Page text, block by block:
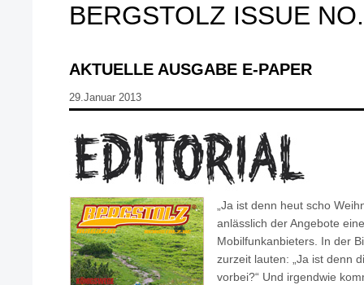
BERGSTOLZ ISSUE
AKTUELLE AUSGABE E-PAPER
29.Januar 2013
„Ja ist denn heut scho
anlässlich der Angebote
Mobilfunkanbieters. In der
zurzeit lauten: „Ja ist denn
vorbei?“ Und irgendwie